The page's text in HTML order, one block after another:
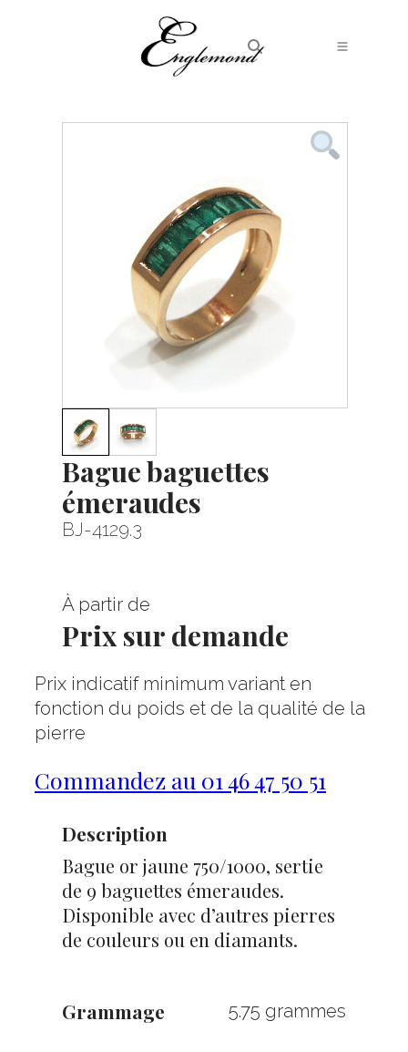
Bague baguettes
émeraudes
BJ-4129.3
À partir de
Prix sur demande
Prix indicatif minimum variant en
fonction du poids et de la qualité de la
pierre
Commandez au 01 46 47 50 51
Description
Bague or jaune 750/1000, sertie
de 9 baguettes émeraudes.
Disponible avec d’autres pierres
de couleurs ou en diamants.
Grammage 5.75 grammes